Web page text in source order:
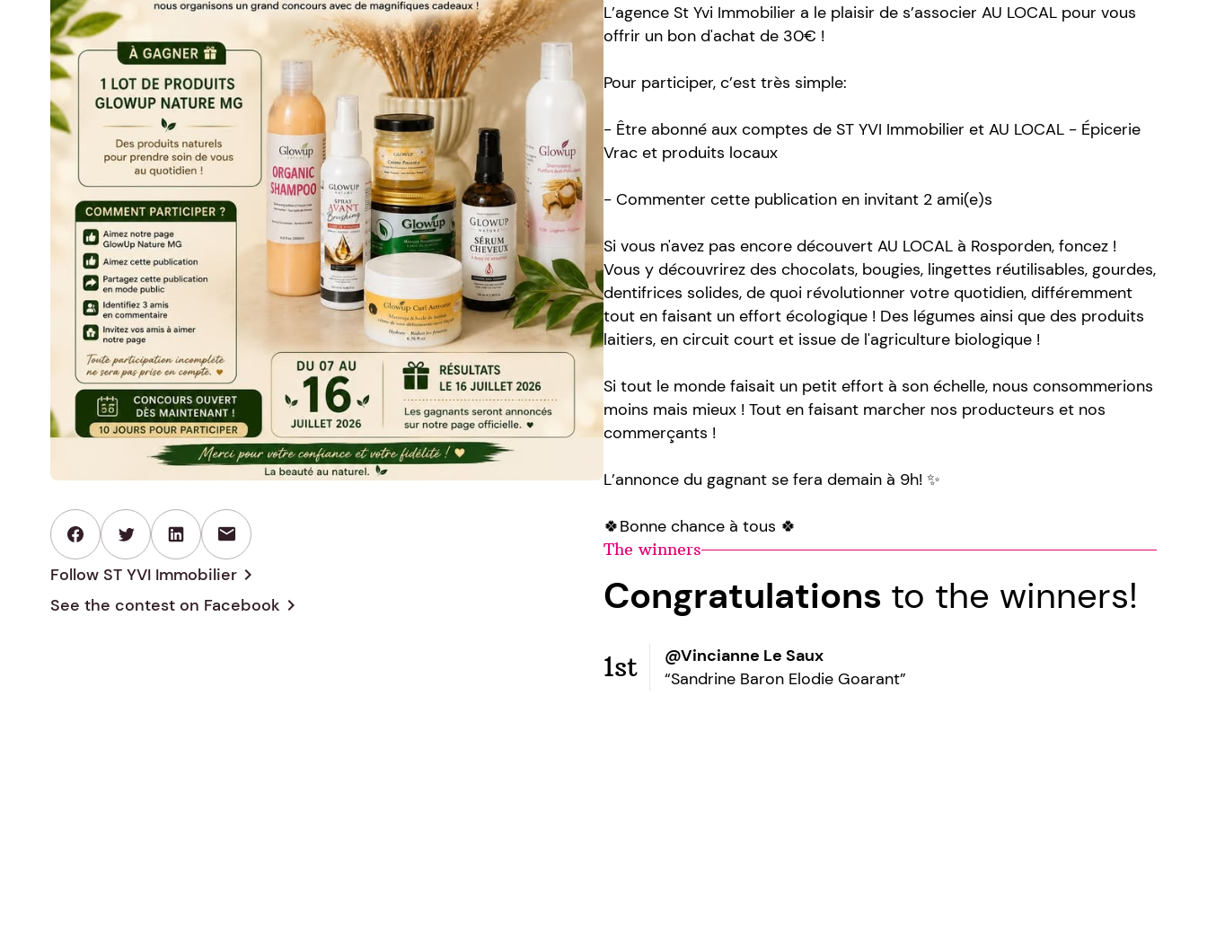
mail
Follow ST YVI Immobilier chevron_right
See the contest on Facebook chevron_right
L’agence St Yvi Immobilier a le plaisir de s’associer AU LOCAL pour vous
offrir un bon d'achat de 30€ !
Pour participer, c’est très simple:
- Être abonné aux comptes de ST YVI Immobilier et AU LOCAL - Épicerie
Vrac et produits locaux
- Commenter cette publication en invitant 2 ami(e)s
Si vous n'avez pas encore découvert AU LOCAL à Rosporden, foncez !
Vous y découvrirez des chocolats, bougies, lingettes réutilisables, gourdes,
dentifrices solides, de quoi révolutionner votre quotidien, différemment
tout en faisant un effort écologique ! Des légumes ainsi que des produits
laitiers, en circuit court et issue de l'agriculture biologique !
Si tout le monde faisait un petit effort à son échelle, nous consommerions
moins mais mieux ! Tout en faisant marcher nos producteurs et nos
commerçants !
L’annonce du gagnant se fera demain à 9h! ✨
🍀Bonne chance à tous 🍀
The winners
Congratulations to the winners!
1st
@Vincianne Le Saux
“Sandrine Baron Elodie Goarant”